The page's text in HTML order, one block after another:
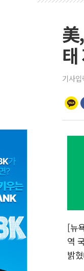
美
태
기사입
[뉴
역
밝